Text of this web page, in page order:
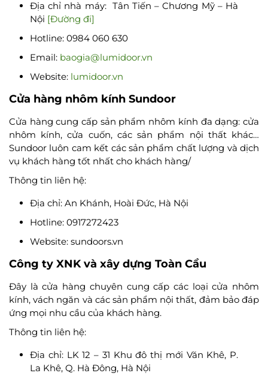
Địa chỉ nhà máy: Tân Tiến – Chương Mỹ – Hà
Nội [Đường đi]
Hotline: 0984 060 630
Email: baogia@lumidoor.vn
Website: lumidoor.vn
Cửa hàng nhôm kính Sundoor
Cửa hàng cung cấp sản phẩm nhôm kính đa dạng: cửa
nhôm kính, cửa cuốn, các sản phẩm nội thất khác…
Sundoor luôn cam kết các sản phẩm chất lượng và dịch
vụ khách hàng tốt nhất cho khách hàng/
Thông tin liên hệ:
Địa chỉ: An Khánh, Hoài Đức, Hà Nội
Hotline: 0917272423
Website: sundoors.vn
Công ty XNK và xây dựng Toàn Cầu
Đây là cửa hàng chuyên cung cấp các loại cửa nhôm
kính, vách ngăn và các sản phẩm nội thất, đảm bảo đáp
ứng mọi nhu cầu của khách hàng.
Thông tin liên hệ:
Địa chỉ: LK 12 – 31 Khu đô thị mới Văn Khê, P.
La Khê, Q. Hà Đông, Hà Nội